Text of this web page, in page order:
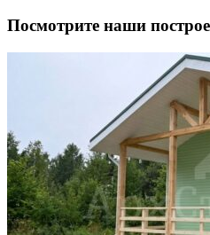
Посмотрите наши